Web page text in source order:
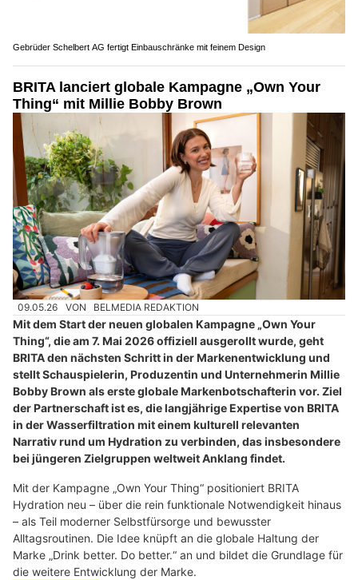
Gebrüder Schelbert AG fertigt Einbauschränke mit feinem Design
BRITA lanciert globale Kampagne „Own Your
Thing“ mit Millie Bobby Brown
09.05.26 VON BELMEDIA REDAKTION
Mit dem Start der neuen globalen Kampagne „Own Your
Thing“, die am 7. Mai 2026 offiziell ausgerollt wurde, geht
BRITA den nächsten Schritt in der Markenentwicklung und
stellt Schauspielerin, Produzentin und Unternehmerin Millie
Bobby Brown als erste globale Markenbotschafterin vor. Ziel
der Partnerschaft ist es, die langjährige Expertise von BRITA
in der Wasserfiltration mit einem kulturell relevanten
Narrativ rund um Hydration zu verbinden, das insbesondere
bei jüngeren Zielgruppen weltweit Anklang findet.
Mit der Kampagne „Own Your Thing“ positioniert BRITA
Hydration neu – über die rein funktionale Notwendigkeit hinaus
– als Teil moderner Selbstfürsorge und bewusster
Alltagsroutinen. Die Idee knüpft an die globale Haltung der
Marke „Drink better. Do better.“ an und bildet die Grundlage für
die weitere Entwicklung der Marke.